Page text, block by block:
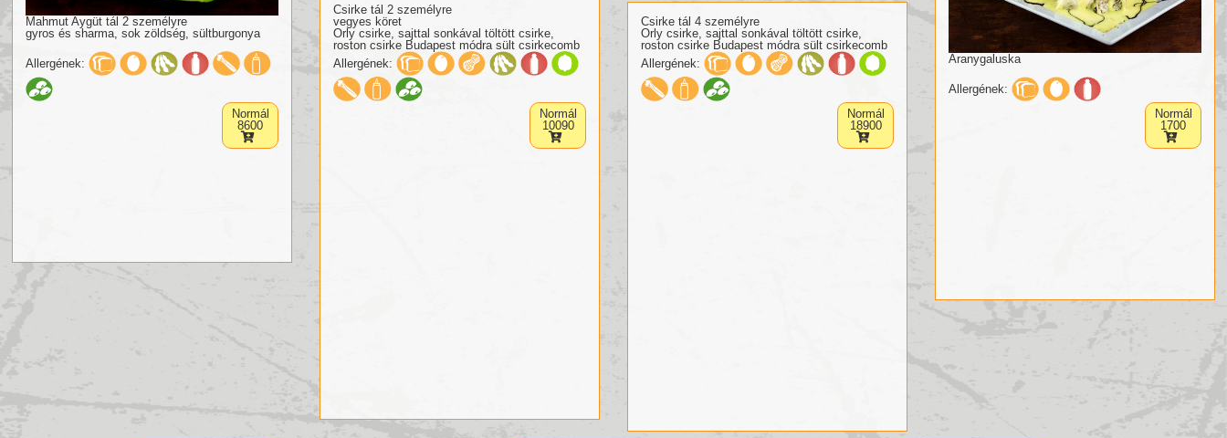
Mahmut Aygüt tál 2 személyre
gyros és sharma, sok zöldség, sültburgonya
Allergének:
Normál
8600
Csirke tál 2 személyre
vegyes köret
Orly csirke, sajttal sonkával töltött csirke,
roston csirke Budapest módra sült csirkecomb
Allergének:
Normál
10090
Csirke tál 4 személyre
Orly csirke, sajttal sonkával töltött csirke,
roston csirke Budapest módra sült csirkecomb
Allergének:
Normál
18900
Aranygaluska
Allergének:
Normál
1700